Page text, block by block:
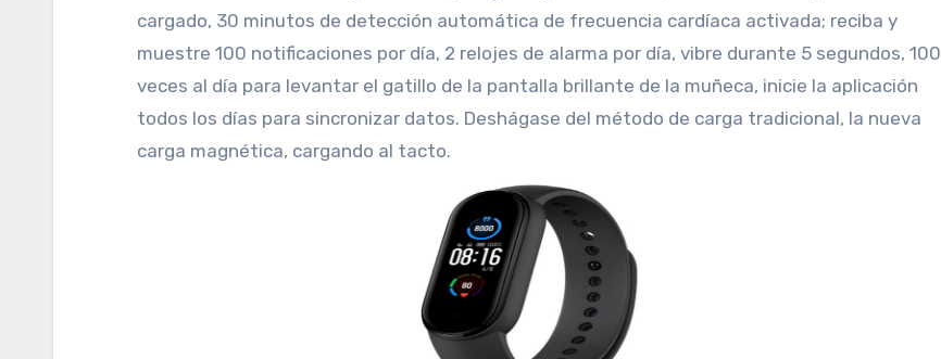
cargado, 30 minutos de detección automática de frecuencia cardíaca activada; reciba y
muestre 100 notificaciones por día, 2 relojes de alarma por día, vibre durante 5 segundos, 100
veces al día para levantar el gatillo de la pantalla brillante de la muñeca, inicie la aplicación
todos los días para sincronizar datos. Deshágase del método de carga tradicional, la nueva
carga magnética, cargando al tacto.